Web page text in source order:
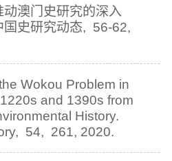
澳门史研究的深入
史研究动态, 56-62,
Wokou Problem in
and 1390s from
History.
54, 261, 2020.